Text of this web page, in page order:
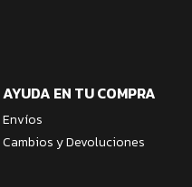
AYUDA EN TU COMPRA
Envíos
Cambios y Devoluciones